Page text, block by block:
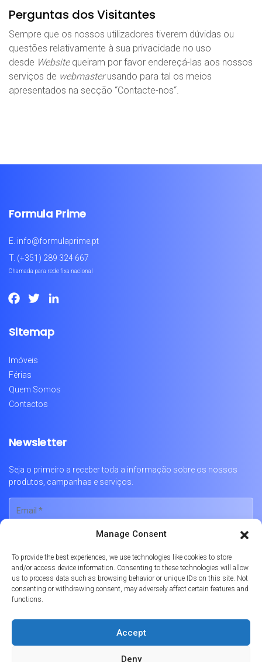
Manage Consent
To provide the best experiences, we use technologies like cookies to store
and/or access device information. Consenting to these technologies will allow
us to process data such as browsing behavior or unique IDs on this site. Not
consenting or withdrawing consent, may adversely affect certain features and
functions.
Accept
Deny
Perguntas dos Visitantes
Sempre que os nossos utilizadores tiverem dúvidas ou
questões relativamente à sua privacidade no uso
desde Websitequeiram por favor endereçá-las aos nossos
serviços de webmasterusando para tal os meios
apresentados na secção “Contacte-nos“.
Formula Prime
E. info@formulaprime.pt
T. (+351) 289 324 667
Chamada para rede fixa nacional
Facebook
Twitter
Sitemap
Imóveis
Férias
Quem Somos
Contactos
Newsletter
Seja o primeiro a receber toda a informação sobre os nossos
produtos, campanhas e serviços.
Português
Política de Privacidade Política de Cookies Livro de Reclamações Online